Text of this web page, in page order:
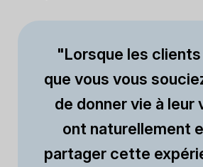
"Lorsque les
que vous vous
de donner vie à leur
ont naturellement
partager cette